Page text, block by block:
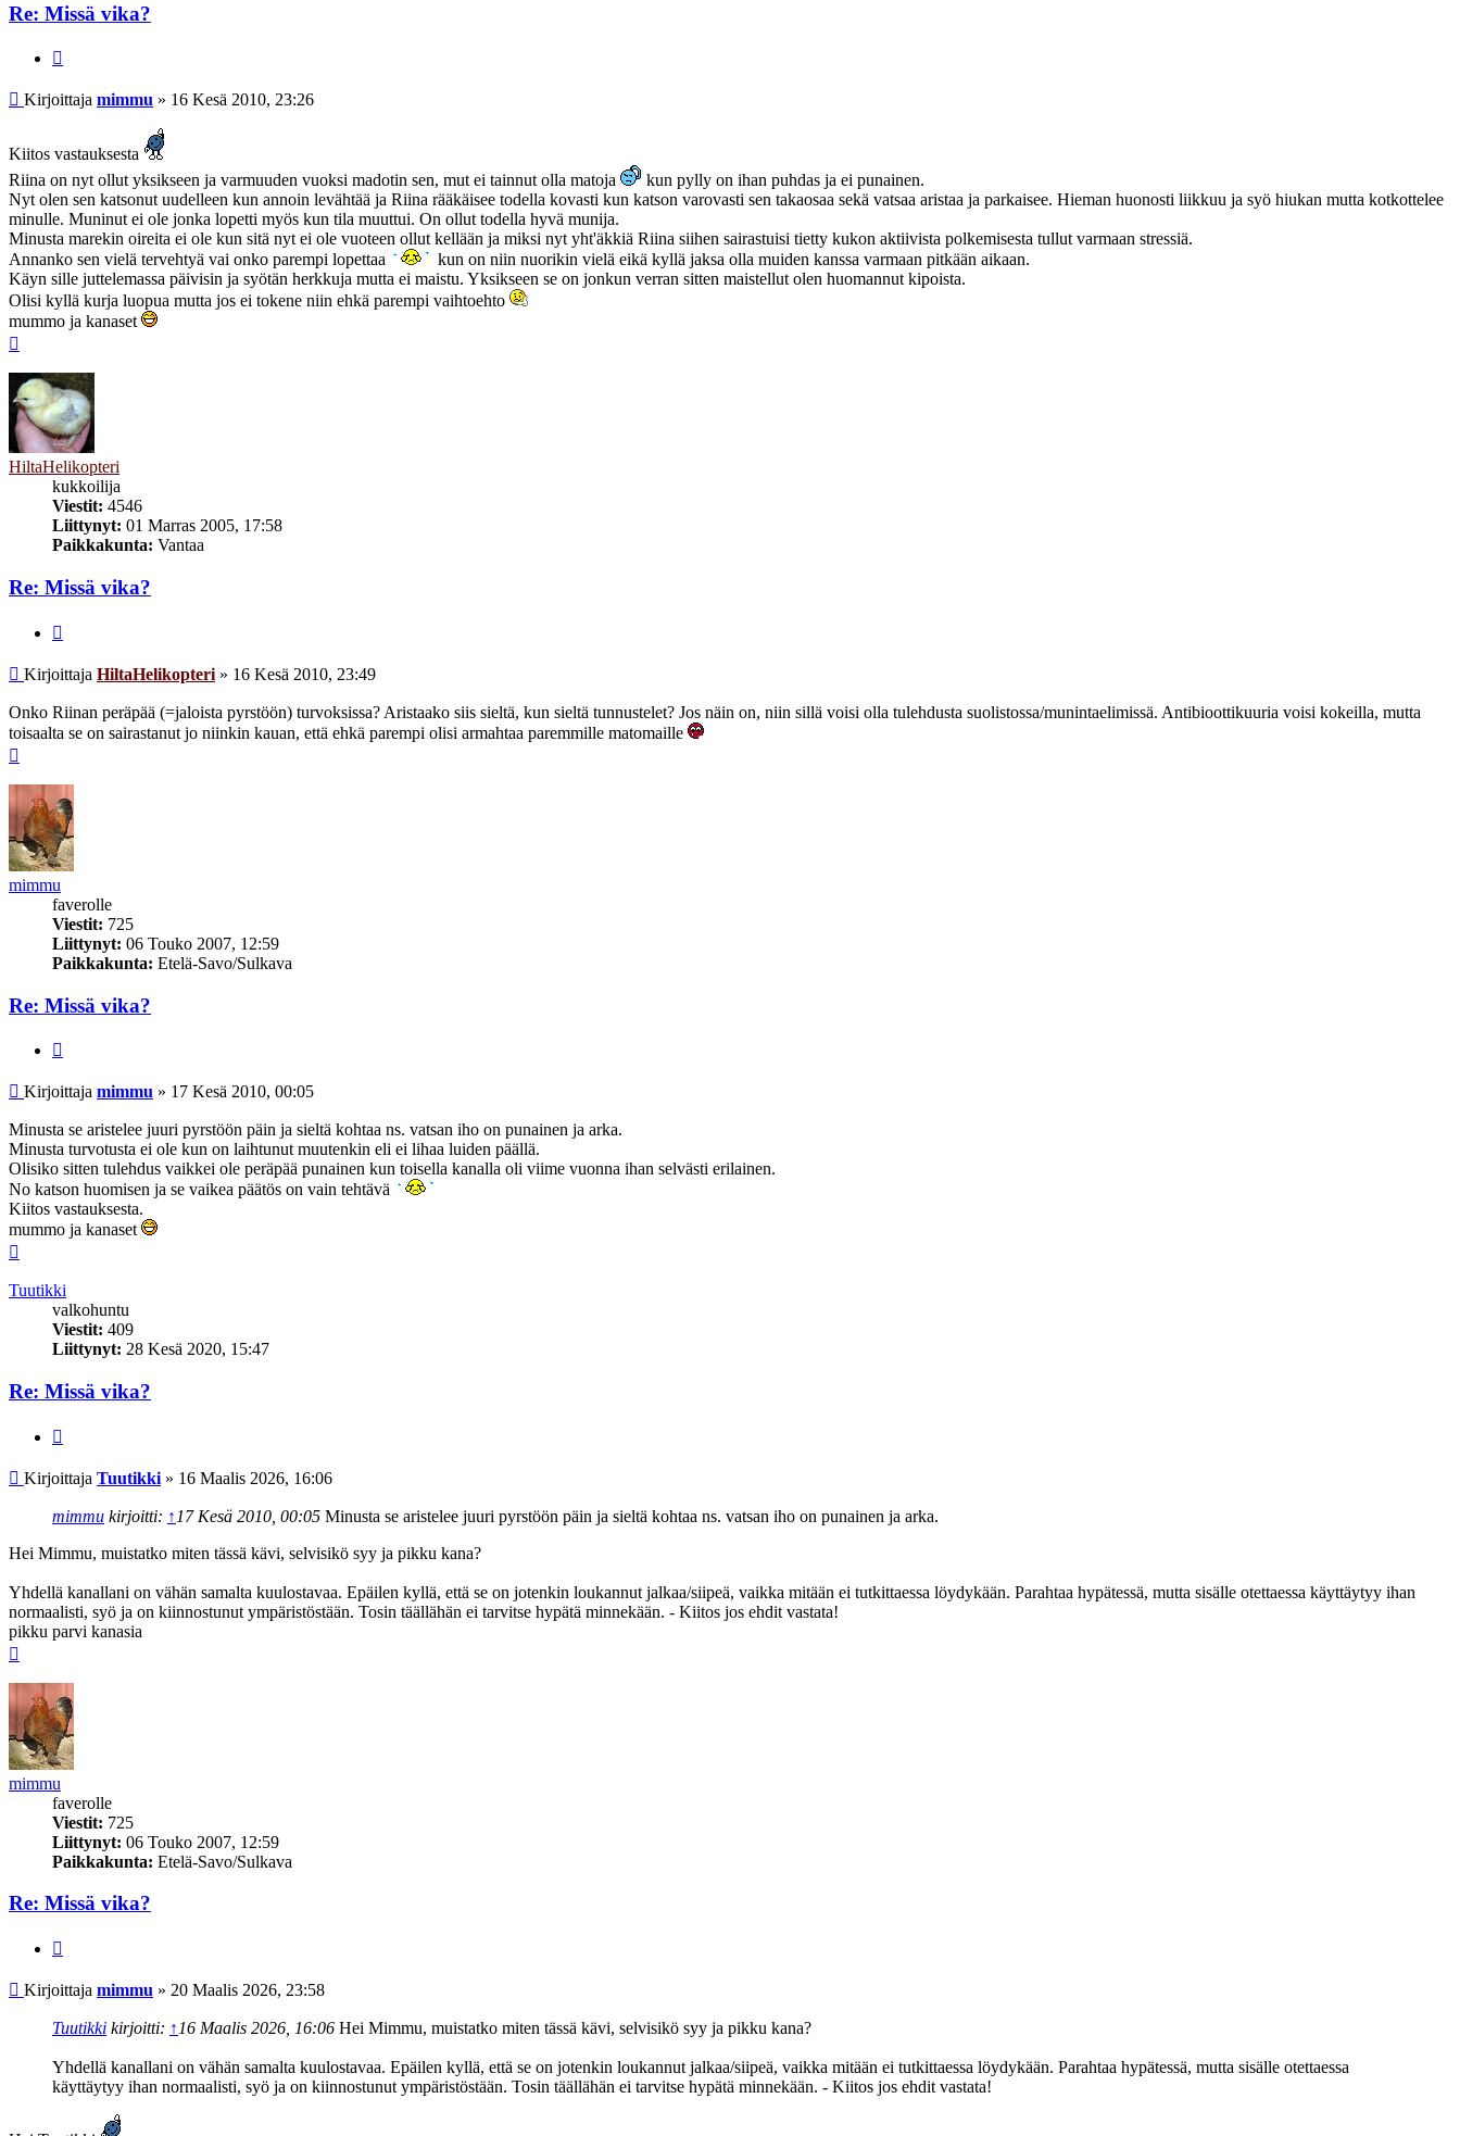
Re: Missä vika?
Viesti
Kirjoittaja mimmu » 16 Kesä 2010, 23:26
Kiitos vastauksesta
Riina on nyt ollut yksikseen ja varmuuden vuoksi madotin sen, mut ei tainnut olla matoja
kun pylly on ihan puhdas ja ei punainen.
Nyt olen sen katsonut uudelleen kun annoin levähtää ja Riina rääkäisee todella kovasti kun katson varovasti sen takaosaa sekä vatsaa aristaa ja parkaisee. Hieman huonosti liikkuu ja syö hiukan mutta kotkottelee
minulle. Muninut ei ole jonka lopetti myös kun tila muuttui. On ollut todella hyvä munija.
Minusta marekin oireita ei ole kun sitä nyt ei ole vuoteen ollut kellään ja miksi nyt yht'äkkiä Riina siihen sairastuisi tietty kukon aktiivista polkemisesta tullut varmaan stressiä.
Annanko sen vielä tervehtyä vai onko parempi lopettaa
kun on niin nuorikin vielä eikä kyllä jaksa olla muiden kanssa varmaan pitkään aikaan.
Käyn sille juttelemassa päivisin ja syötän herkkuja mutta ei maistu. Yksikseen se on jonkun verran sitten maistellut olen huomannut kipoista.
Olisi kyllä kurja luopua mutta jos ei tokene niin ehkä parempi vaihtoehto
mummo ja kanaset
HiltaHelikopteri
kukkoilija
Viestit: 4546
Liittynyt: 01 Marras 2005, 17:58
Paikkakunta: Vantaa
Re: Missä vika?
Viesti
Kirjoittaja HiltaHelikopteri » 16 Kesä 2010, 23:49
Onko Riinan peräpää (=jaloista pyrstöön) turvoksissa? Aristaako siis sieltä, kun sieltä tunnustelet? Jos näin on, niin sillä voisi olla tulehdusta suolistossa/munintaelimissä. Antibioottikuuria voisi kokeilla, mutta
toisaalta se on sairastanut jo niinkin kauan, että ehkä parempi olisi armahtaa paremmille matomaille
mimmu
faverolle
Viestit: 725
Liittynyt: 06 Touko 2007, 12:59
Paikkakunta: Etelä-Savo/Sulkava
Re: Missä vika?
Viesti
Kirjoittaja mimmu » 17 Kesä 2010, 00:05
Minusta se aristelee juuri pyrstöön päin ja sieltä kohtaa ns. vatsan iho on punainen ja arka.
Minusta turvotusta ei ole kun on laihtunut muutenkin eli ei lihaa luiden päällä.
Olisiko sitten tulehdus vaikkei ole peräpää punainen kun toisella kanalla oli viime vuonna ihan selvästi erilainen.
No katson huomisen ja se vaikea päätös on vain tehtävä
Kiitos vastauksesta.
mummo ja kanaset
Tuutikki
valkohuntu
Viestit: 409
Liittynyt: 28 Kesä 2020, 15:47
Re: Missä vika?
Viesti
Kirjoittaja Tuutikki » 16 Maalis 2026, 16:06
mimmu kirjoitti: ↑ 17 Kesä 2010, 00:05 Minusta se aristelee juuri pyrstöön päin ja sieltä kohtaa ns. vatsan iho on punainen ja arka.
Hei Mimmu, muistatko miten tässä kävi, selvisikö syy ja pikku kana?
Yhdellä kanallani on vähän samalta kuulostavaa. Epäilen kyllä, että se on jotenkin loukannut jalkaa/siipeä, vaikka mitään ei tutkittaessa löydykään. Parahtaa hypätessä, mutta sisälle otettaessa käyttäytyy ihan
normaalisti, syö ja on kiinnostunut ympäristöstään. Tosin täällähän ei tarvitse hypätä minnekään. - Kiitos jos ehdit vastata!
pikku parvi kanasia
mimmu
faverolle
Viestit: 725
Liittynyt: 06 Touko 2007, 12:59
Paikkakunta: Etelä-Savo/Sulkava
Re: Missä vika?
Viesti
Kirjoittaja mimmu » 20 Maalis 2026, 23:58
Tuutikki kirjoitti: ↑ 16 Maalis 2026, 16:06 Hei Mimmu, muistatko miten tässä kävi, selvisikö syy ja pikku kana?
Yhdellä kanallani on vähän samalta kuulostavaa. Epäilen kyllä, että se on jotenkin loukannut jalkaa/siipeä, vaikka mitään ei tutkittaessa löydykään. Parahtaa hypätessä, mutta sisälle otettaessa
käyttäytyy ihan normaalisti, syö ja on kiinnostunut ympäristöstään. Tosin täällähän ei tarvitse hypätä minnekään. - Kiitos jos ehdit vastata!